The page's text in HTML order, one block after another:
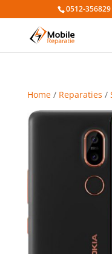
0512-356829
Home/ Reparaties /